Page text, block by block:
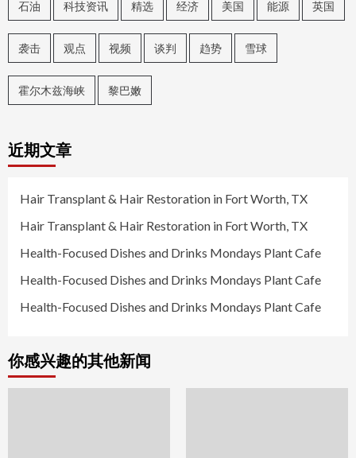
石油 科技资讯 精选 经济 美国 能源 英国
袭击 观点 视频 谈判 趋势 雪球
霍尔木兹海峡 黎巴嫩
近期文章
Hair Transplant & Hair Restoration in Fort Worth, TX
Hair Transplant & Hair Restoration in Fort Worth, TX
Health-Focused Dishes and Drinks Mondays Plant Cafe
Health-Focused Dishes and Drinks Mondays Plant Cafe
Health-Focused Dishes and Drinks Mondays Plant Cafe
你感兴趣的其他新闻